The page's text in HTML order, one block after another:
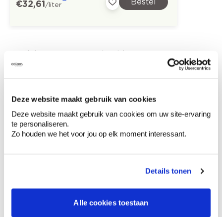
Deze website maakt gebruik van cookies
Deze website maakt gebruik van cookies om uw site-ervaring
te personaliseren.
Zo houden we het voor jou op elk moment interessant.
Details tonen
Alle cookies toestaan
€ 32,61/liter
Ontdek meer inspiratiebeelden voor:
Off white Arcade - streepverf
Ga samen met de kleuradviseur door je
en je meubels.